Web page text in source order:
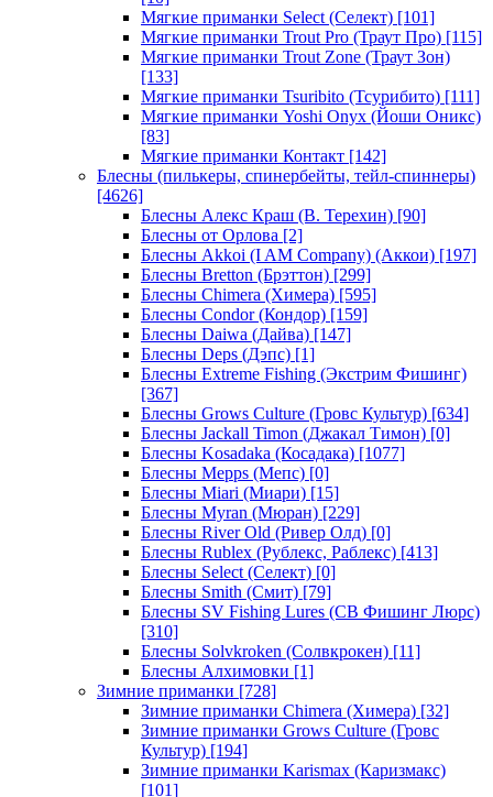
Мягкие приманки Select (Селект) [101]
Мягкие приманки Trout Pro (Траут Про) [115]
Мягкие приманки Trout Zone (Траут Зон)
[133]
Мягкие приманки Tsuribito (Тсурибито) [111]
Мягкие приманки Yoshi Onyx (Йоши Оникс)
[83]
Мягкие приманки Контакт [142]
Блесны (пилькеры, спинербейты, тейл-спиннеры)
[4626]
Блесны Алекс Краш (В. Терехин) [90]
Блесны от Орлова [2]
Блесны Akkoi (I AM Company) (Аккои) [197]
Блесны Bretton (Брэттон) [299]
Блесны Chimera (Химера) [595]
Блесны Condor (Кондор) [159]
Блесны Daiwa (Дайва) [147]
Блесны Deps (Дэпс) [1]
Блесны Extreme Fishing (Экстрим Фишинг)
[367]
Блесны Grows Culture (Гровс Культур) [634]
Блесны Jackall Timon (Джакал Тимон) [0]
Блесны Kosadaka (Косадака) [1077]
Блесны Mepps (Мепс) [0]
Блесны Miari (Миари) [15]
Блесны Myran (Мюран) [229]
Блесны River Old (Ривер Олд) [0]
Блесны Rublex (Рублекс, Раблекс) [413]
Блесны Select (Селект) [0]
Блесны Smith (Смит) [79]
Блесны SV Fishing Lures (СВ Фишинг Люрс)
[310]
Блесны Solvkroken (Солвкрокен) [11]
Блесны Алхимовки [1]
Зимние приманки [728]
Зимние приманки Chimera (Химера) [32]
Зимние приманки Grows Culture (Гровс
Культур) [194]
Зимние приманки Karismax (Каризмакс)
[101]